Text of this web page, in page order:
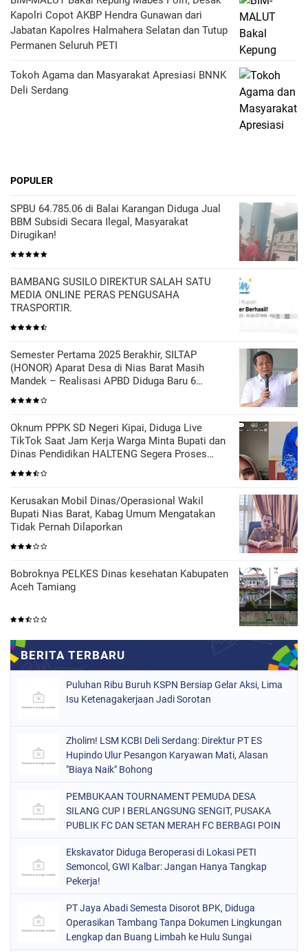
Kapolri Copot AKBP Hendra Gunawan dari
Jabatan Kapolres Halmahera Selatan dan Tutup
Permanen Seluruh PETI
Tokoh Agama dan Masyarakat Apresiasi BNNK
Deli Serdang
POPULER
SPBU 64.785.06 di Balai Karangan Diduga Jual
BBM Subsidi Secara Ilegal, Masyarakat
Dirugikan!
BAMBANG SUSILO DIREKTUR SALAH SATU
MEDIA ONLINE PERAS PENGUSAHA
TRASPORTIR.
Semester Pertama 2025 Berakhir, SILTAP
(HONOR) Aparat Desa di Nias Barat Masih
Mandek – Realisasi APBD Diduga Baru 6
Persen
Oknum PPPK SD Negeri Kipai, Diduga Live
TikTok Saat Jam Kerja Warga Minta Bupati dan
Dinas Pendidikan HALTENG Segera Proses
Sesuai Hukum
Kerusakan Mobil Dinas/Operasional Wakil
Bupati Nias Barat, Kabag Umum Mengatakan
Tidak Pernah Dilaporkan
Bobroknya PELKES Dinas kesehatan Kabupaten
Aceh Tamiang
Puluhan Ribu Buruh KSPN Bersiap Gelar Aksi, Lima
Isu Ketenagakerjaan Jadi Sorotan
Zholim! LSM KCBI Deli Serdang: Direktur PT ES
Hupindo Ulur Pesangon Karyawan Mati, Alasan
"Biaya Naik" Bohong
PEMBUKAAN TOURNAMENT PEMUDA DESA
SILANG CUP I BERLANGSUNG SENGIT, PUSAKA
PUBLIK FC DAN SETAN MERAH FC BERBAGI POIN
Ekskavator Diduga Beroperasi di Lokasi PETI
Semoncol, GWI Kalbar: Jangan Hanya Tangkap
Pekerja!
PT Jaya Abadi Semesta Disorot BPK, Diduga
Operasikan Tambang Tanpa Dokumen Lingkungan
Lengkap dan Buang Limbah ke Hulu Sungai